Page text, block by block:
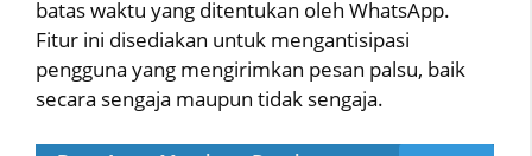
batas waktu yang ditentukan oleh WhatsApp.
Fitur ini disediakan untuk mengantisipasi
pengguna yang mengirimkan pesan palsu, baik
secara sengaja maupun tidak sengaja.